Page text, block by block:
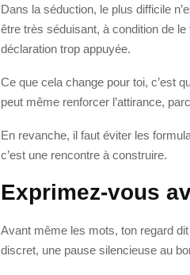
Dans la séduction, le plus difficile
être très séduisant, à condition de
déclaration trop appuyée.
Ce que cela change pour toi, c’est
peut même renforcer l’attirance,
En revanche, il faut éviter les
c’est une rencontre à construire.
Exprimez-vous
Avant même les mots, ton regard
discret, une pause silencieuse au